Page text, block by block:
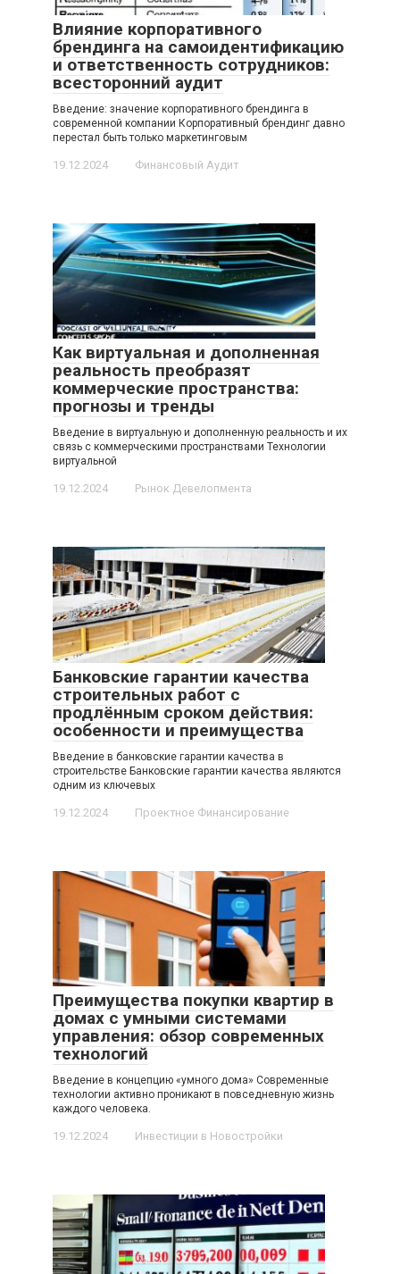
Влияние корпоративного
брендинга на самоидентификацию
и ответственность сотрудников:
всесторонний аудит
Введение: значение корпоративного брендинга в
современной компании Корпоративный брендинг давно
перестал быть только маркетинговым
19.12.2024 Финансовый Аудит
Как виртуальная и дополненная
реальность преобразят
коммерческие пространства:
прогнозы и тренды
Введение в виртуальную и дополненную реальность и их
связь с коммерческими пространствами Технологии
виртуальной
19.12.2024 Рынок Девелопмента
Банковские гарантии качества
строительных работ с
продлённым сроком действия:
особенности и преимущества
Введение в банковские гарантии качества в
строительстве Банковские гарантии качества являются
одним из ключевых
19.12.2024 Проектное Финансирование
Преимущества покупки квартир в
домах с умными системами
управления: обзор современных
технологий
Введение в концепцию «умного дома» Современные
технологии активно проникают в повседневную жизнь
каждого человека.
19.12.2024 Инвестиции в Новостройки